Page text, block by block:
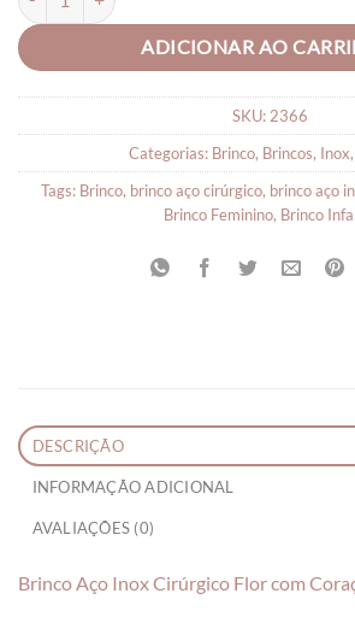
ADICIONAR AO
SKU: 2366
Categorias: Brinco, Brincos, Inox,
Tags: Brinco, brinco aço cirúrgico, brinco aço
Brinco Feminino, Brinco
DESCRIÇÃO
INFORMAÇÃO ADICIONAL
AVALIAÇÕES (0)
Brinco Aço Inox Cirúrgico Flor com